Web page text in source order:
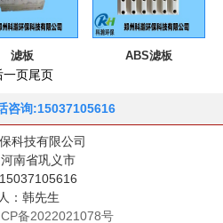
滤板 ABS滤板
一页尾页
咨询:15037105616
保科技有限公司
南省巩义市
：韩先生
备2022021078号